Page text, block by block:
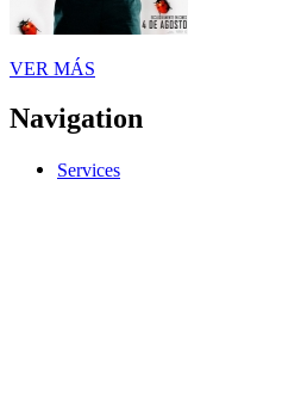
VER MÁS
Navigation
Services